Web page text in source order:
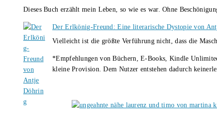
Dieses Buch erzählt mein Leben, so wie es war. Ohne
Der Erlkönig-Freund: Eine literarische Dystopie von
Vielleicht ist die größte Verführung nicht, dass die
*Empfehlungen von Büchern, E-Books, Kindle
kleine Provision. Dem Nutzer entstehen dadurch